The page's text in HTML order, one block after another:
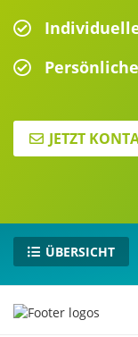
JETZT
ÜBERSICHT